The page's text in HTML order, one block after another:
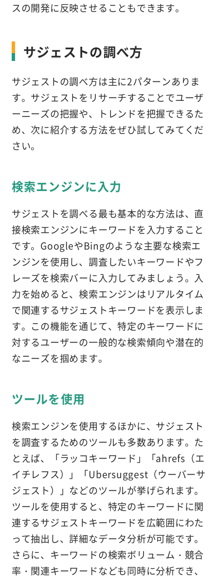
スの開発に反映させることもできます。
サジェストの調べ方
サジェストの調べ方は主に2パターンありま
す。サジェストをリサーチすることでユーザ
ーニーズの把握や、トレンドを把握できるた
め、次に紹介する方法をぜひ試してみてくだ
さい。
検索エンジンに入力
サジェストを調べる最も基本的な方法は、直
接検索エンジンにキーワードを入力すること
です。GoogleやBingのような主要な検索エ
ンジンを使用し、調査したいキーワードやフ
レーズを検索バーに入力してみましょう。入
力を始めると、検索エンジンはリアルタイム
で関連するサジェストキーワードを表示しま
す。この機能を通じて、特定のキーワードに
対するユーザーの一般的な検索傾向や潜在的
なニーズを掴めます。
ツールを使用
検索エンジンを使用するほかに、サジェスト
を調査するためのツールも多数あります。た
とえば、「ラッコキーワード」「ahrefs（エ
イチレフス）」「Ubersuggest（ウーバーサ
ジェスト）」などのツールが挙げられます。
ツールを使用すると、特定のキーワードに関
連するサジェストキーワードを広範囲にわた
って抽出し、詳細なデータ分析が可能です。
さらに、キーワードの検索ボリューム・競合
率・関連キーワードなども同時に分析でき、